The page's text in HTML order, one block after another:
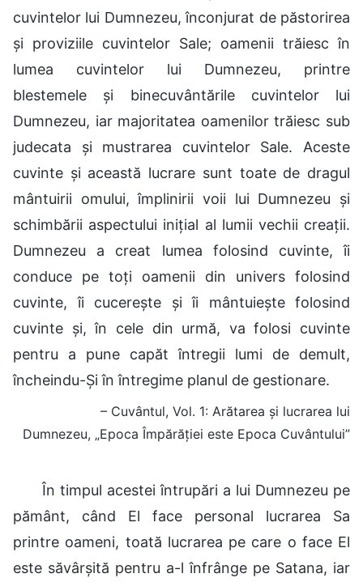
cuvintelor lui Dumnezeu, înconjurat de păstorirea
și proviziile cuvintelor Sale; oamenii trăiesc în
lumea cuvintelor lui Dumnezeu, printre
blestemele și binecuvântările cuvintelor lui
Dumnezeu, iar majoritatea oamenilor trăiesc sub
judecata și mustrarea cuvintelor Sale. Aceste
cuvinte și această lucrare sunt toate de dragul
mântuirii omului, împlinirii voii lui Dumnezeu și
schimbării aspectului inițial al lumii vechii creații.
Dumnezeu a creat lumea folosind cuvinte, îi
conduce pe toți oamenii din univers folosind
cuvinte, îi cucerește și îi mântuiește folosind
cuvinte și, în cele din urmă, va folosi cuvinte
pentru a pune capăt întregii lumi de demult,
încheindu-Și în întregime planul de gestionare.
– Cuvântul, Vol. 1: Arătarea și lucrarea lui
Dumnezeu, „Epoca Împărăției este Epoca Cuvântului”
În timpul acestei întrupări a lui Dumnezeu pe
pământ, când El face personal lucrarea Sa
printre oameni, toată lucrarea pe care o face El
este săvârșită pentru a-l înfrânge pe Satana, iar